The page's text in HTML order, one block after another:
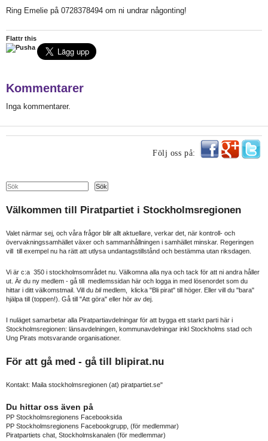
Ring Emelie på 0728378494 om ni undrar någonting!
Flattr this
Kommentarer
Inga kommentarer.
Följ oss på:
Search Sök
Välkommen till Piratpartiet i Stockholmsregionen
Valet närmar sej, och våra frågor blir allt aktuellare, verkar det, när kontroll- och
övervakningssamhället växer och sammanhållningen i samhället minskar. Regeringen
vill till exempel nu ha rätt att utlysa undantagstillstånd och bestämma utan riksdagen.
Vi är c:a 350 i stockholmsområdet nu. Välkomna alla nya och tack för att ni andra håller
ut. Är du ny medlem - gå till medlemssidan här och logga in med lösenordet som du
hittar i ditt välkomstmail. Vill du blimedlem, klicka "Bli pirat" till höger. Eller vill du "bara"
hjälpa till (toppen!). Gå till "Att göra" eller hör av dej.
I nuläget samarbetar alla Piratpartiavdelningar för att bygga ett starkt parti här i
Stockholmsregionen: länsavdelningen, kommunavdelningar inkl Stockholms stad och
Ung Pirats motsvarande organisationer.
För att gå med - gå till blipirat.nu
Kontakt: Maila stockholmsregionen (at) piratpartiet.se"
Du hittar oss även på
PP Stockholmsregionens Facebooksida
PP Stockholmsregionens Facebookgrupp , (för medlemmar)
Piratpartiets chat, Stockholmskanalen (för medlemmar)